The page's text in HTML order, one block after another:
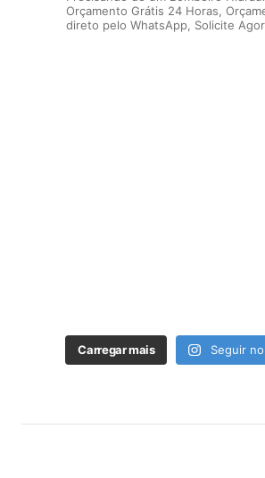
Orçamento Grátis 24 Horas,
direto pelo WhatsApp, Solicite
Carregar mais Seguir